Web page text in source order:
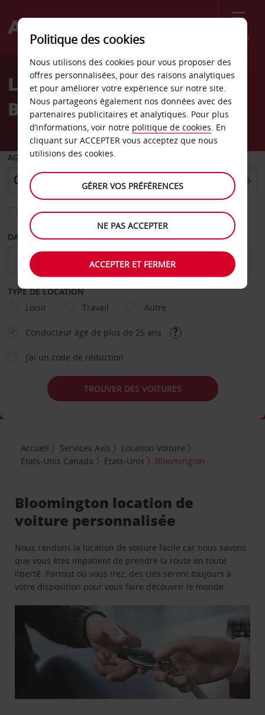
Menu
Welcome
AvisLocation de voiture
Bloomington
AGENCE DE DÉPART
Sélectionnez une autre agence de retour
DATE DE DÉPART DATE DE RETOUR
TYPE DE LOCATION
Loisir
Travail Autre
Conducteur âgé de plus de 25 ans
J’ai un code de réduction
TROUVER DES VOITURES
Accueil Services Avis
Location Voiture
États-Unis Canada
États-Unis Bloomington
Bloomington location de
voiture personnalisée
Nous rendons la location de voiture facile car nous savons
que vous êtes impatient de prendre la route en toute
liberté. Partout où vous irez, des clés seront toujours à
votre disposition pour vous faire découvrir le monde.
Politique des cookies
Nous utilisons des cookies pour vous proposer des
offres personnalisées, pour des raisons analytiques
et pour améliorer votre expérience sur notre site.
Nous partageons également nos données avec des
partenaires publicitaires et analytiques. Pour plus
d’informations, voir notre politique de cookies. En
cliquant sur ACCEPTER vous acceptez que nous
utilisions des cookies.
GÉRER VOS PRÉFÉRENCES
NE PAS ACCEPTER
ACCEPTER ET FERMER